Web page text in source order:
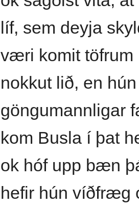
líf, sem deyja
væri komit töfrum
nokkut lið, en
göngumannligar
kom Busla í þat
ok hóf upp bæn
hefir hún víðfræg